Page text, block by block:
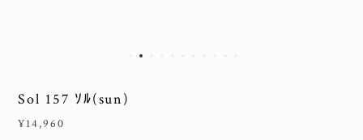
Sol 157 ｿﾙ(sun)
¥14,960